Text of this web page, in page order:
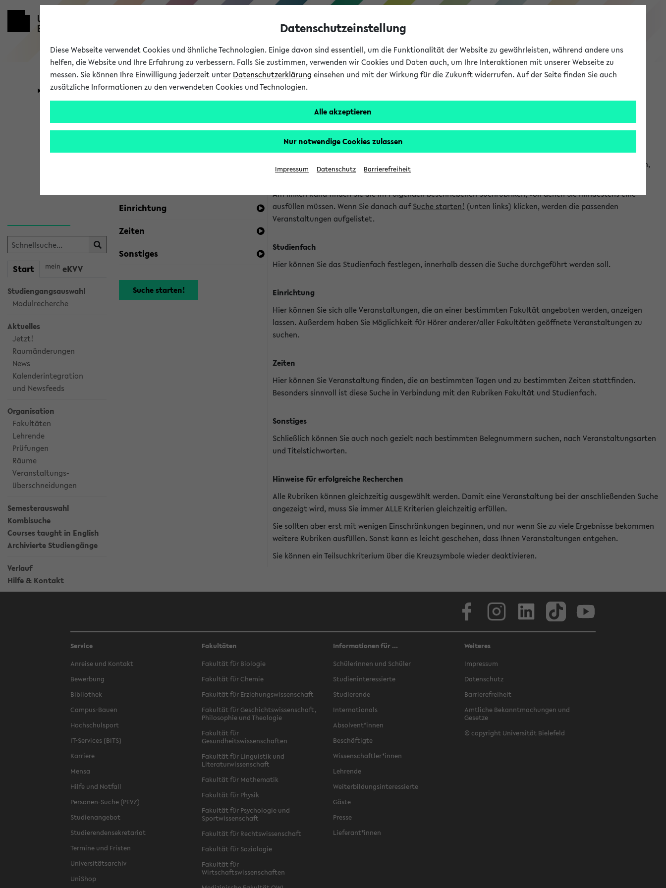
eKVV
Universität Forschung Studium
Start mein eKVV
Studiengangsauswahl
Modulrecherche
Aktuelles
Jetzt!
Raumänderungen
News
Kalenderintegration
und Newsfeeds
Organisation
Fakultäten
Lehrende
Prüfungen
Räume
Veranstaltungs-
überschneidungen
Semesterauswahl
Kombisuche
Courses taught in English
Archivierte Studiengänge
Verlauf
Hilfe & Kontakt
Kombisuche im eKVV
Ihre Suchkriterien:
Einrichtung
Zeiten
Sonstiges
Hinweise zur Kombisuche
Sie können das eKVV nach diversen Kriterien durchsuchen und so gezielt die Veranstaltungen heraussuchen,
die für Sie interessant sind.
Am linken Rand finden Sie die im Folgenden beschriebenen Suchrubriken, von denen Sie mindestens eine
ausfüllen müssen. Wenn Sie danach aufSuche starten! (unten links) klicken, werden die passenden
Veranstaltungen aufgelistet.
Studienfach
Hier können Sie das Studienfach festlegen, innerhalb dessen die Suche durchgeführt werden soll.
Einrichtung
Hier können Sie sich alle Veranstaltungen, die an einer bestimmten Fakultät angeboten werden, anzeigen
lassen. Außerdem haben Sie Möglichkeit für Hörer anderer/aller Fakultäten geöffnete Veranstaltungen zu
suchen.
Zeiten
Hier können Sie Veranstaltung finden, die an bestimmten Tagen und zu bestimmten Zeiten stattfinden.
Besonders sinnvoll ist diese Suche in Verbindung mit den Rubriken Fakultät und Studienfach.
Sonstiges
Schließlich können Sie auch noch gezielt nach bestimmten Belegnummern suchen, nach Veranstaltungsarten
und Titelstichworten.
Hinweise für erfolgreiche Recherchen
Alle Rubriken können gleichzeitig ausgewählt werden. Damit eine Veranstaltung bei der anschließenden Suche
angezeigt wird, muss Sie immer ALLE Kriterien gleichzeitig erfüllen.
Sie sollten aber erst mit wenigen Einschränkungen beginnen, und nur wenn Sie zu viele Ergebnisse bekommen
weitere Rubriken ausfüllen. Sonst kann es leicht geschehen, dass Ihnen Veranstaltungen entgehen.
Sie können ein Teilsuchkriterium über die Kreuzsymbole wieder deaktivieren.
Service
Anreise und Kontakt
Bewerbung
Bibliothek
Campus-Bauen
Hochschulsport
IT-Services (BITS)
Karriere
Mensa
Hilfe und Notfall
Personen-Suche (PEVZ)
Studienangebot
Studierendensekretariat
Termine und Fristen
Universitätsarchiv
UniShop
Fakultäten
Fakultät für Biologie
Fakultät für Chemie
Fakultät für Erziehungswissenschaft
Fakultät für Geschichtswissenschaft,
Philosophie und Theologie
Fakultät für
Gesundheitswissenschaften
Fakultät für Linguistik und
Literaturwissenschaft
Fakultät für Mathematik
Fakultät für Physik
Fakultät für Psychologie und
Sportwissenschaft
Fakultät für Rechtswissenschaft
Fakultät für Soziologie
Fakultät für
Wirtschaftswissenschaften
Informationen für ...
Schülerinnen und Schüler
Studieninteressierte
Studierende
Internationals
Absolvent*innen
Beschäftigte
Wissenschaftler*innen
Lehrende
Weiterbildungsinteressierte
Gäste
Presse
Lieferant*innen
Weiteres
Impressum
Datenschutz
Barrierefreiheit
Amtliche Bekanntmachungen und
Gesetze
© copyright Universität Bielefeld
Datenschutzeinstellung
Diese Webseite verwendet Cookies und ähnliche Technologien. Einige davon sind essentiell, um die Funktionalität der Website zu gewährleisten, während andere uns
helfen, die Website und Ihre Erfahrung zu verbessern. Falls Sie zustimmen, verwenden wir Cookies und Daten auch, um Ihre Interaktionen mit unserer Webseite zu
messen. Sie können Ihre Einwilligung jederzeit unter Datenschutzerklärung einsehen und mit der Wirkung für die Zukunft widerrufen. Auf der Seite finden Sie auch
zusätzliche Informationen zu den verwendeten Cookies und Technologien.
Alle akzeptieren
Nur notwendige Cookies zulassen
Impressum Datenschutz Barrierefreiheit